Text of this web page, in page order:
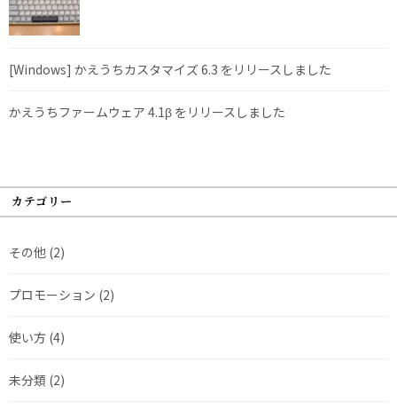
[Windows] かえうちカスタマイズ 6.3 をリリースしました
かえうちファームウェア 4.1β をリリースしました
カテゴリー
その他 (2)
プロモーション (2)
使い方 (4)
未分類 (2)